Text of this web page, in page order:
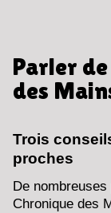
Parler
des
Trois
proches
De
Chronique des